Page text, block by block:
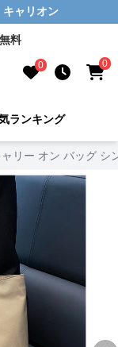
キャリオン
料
0 0
ランキング
ャリー オン バッグ シ